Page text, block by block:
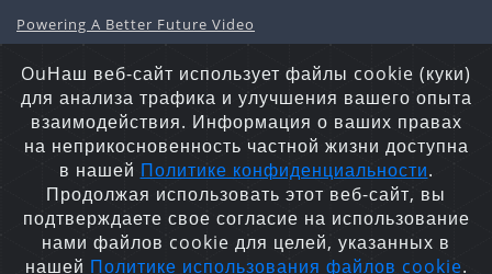
Powering A Better Future Video
Заявление о конфиденциальности
Файлы Cookie
Карта сайта
Авторские права © 2026 Spellman High Voltage Electronics
Corporation. Все права защищены.
OuНаш веб-сайт использует файлы cookie (куки)
для анализа трафика и улучшения вашего опыта
взаимодействия. Информация о ваших правах
на неприкосновенность частной жизни доступна
в нашей Политике конфиденциальности.
Продолжая использовать этот веб-сайт, вы
подтверждаете свое согласие на использование
нами файлов cookie для целей, указанных в
нашей Политике использования файлов cookie.